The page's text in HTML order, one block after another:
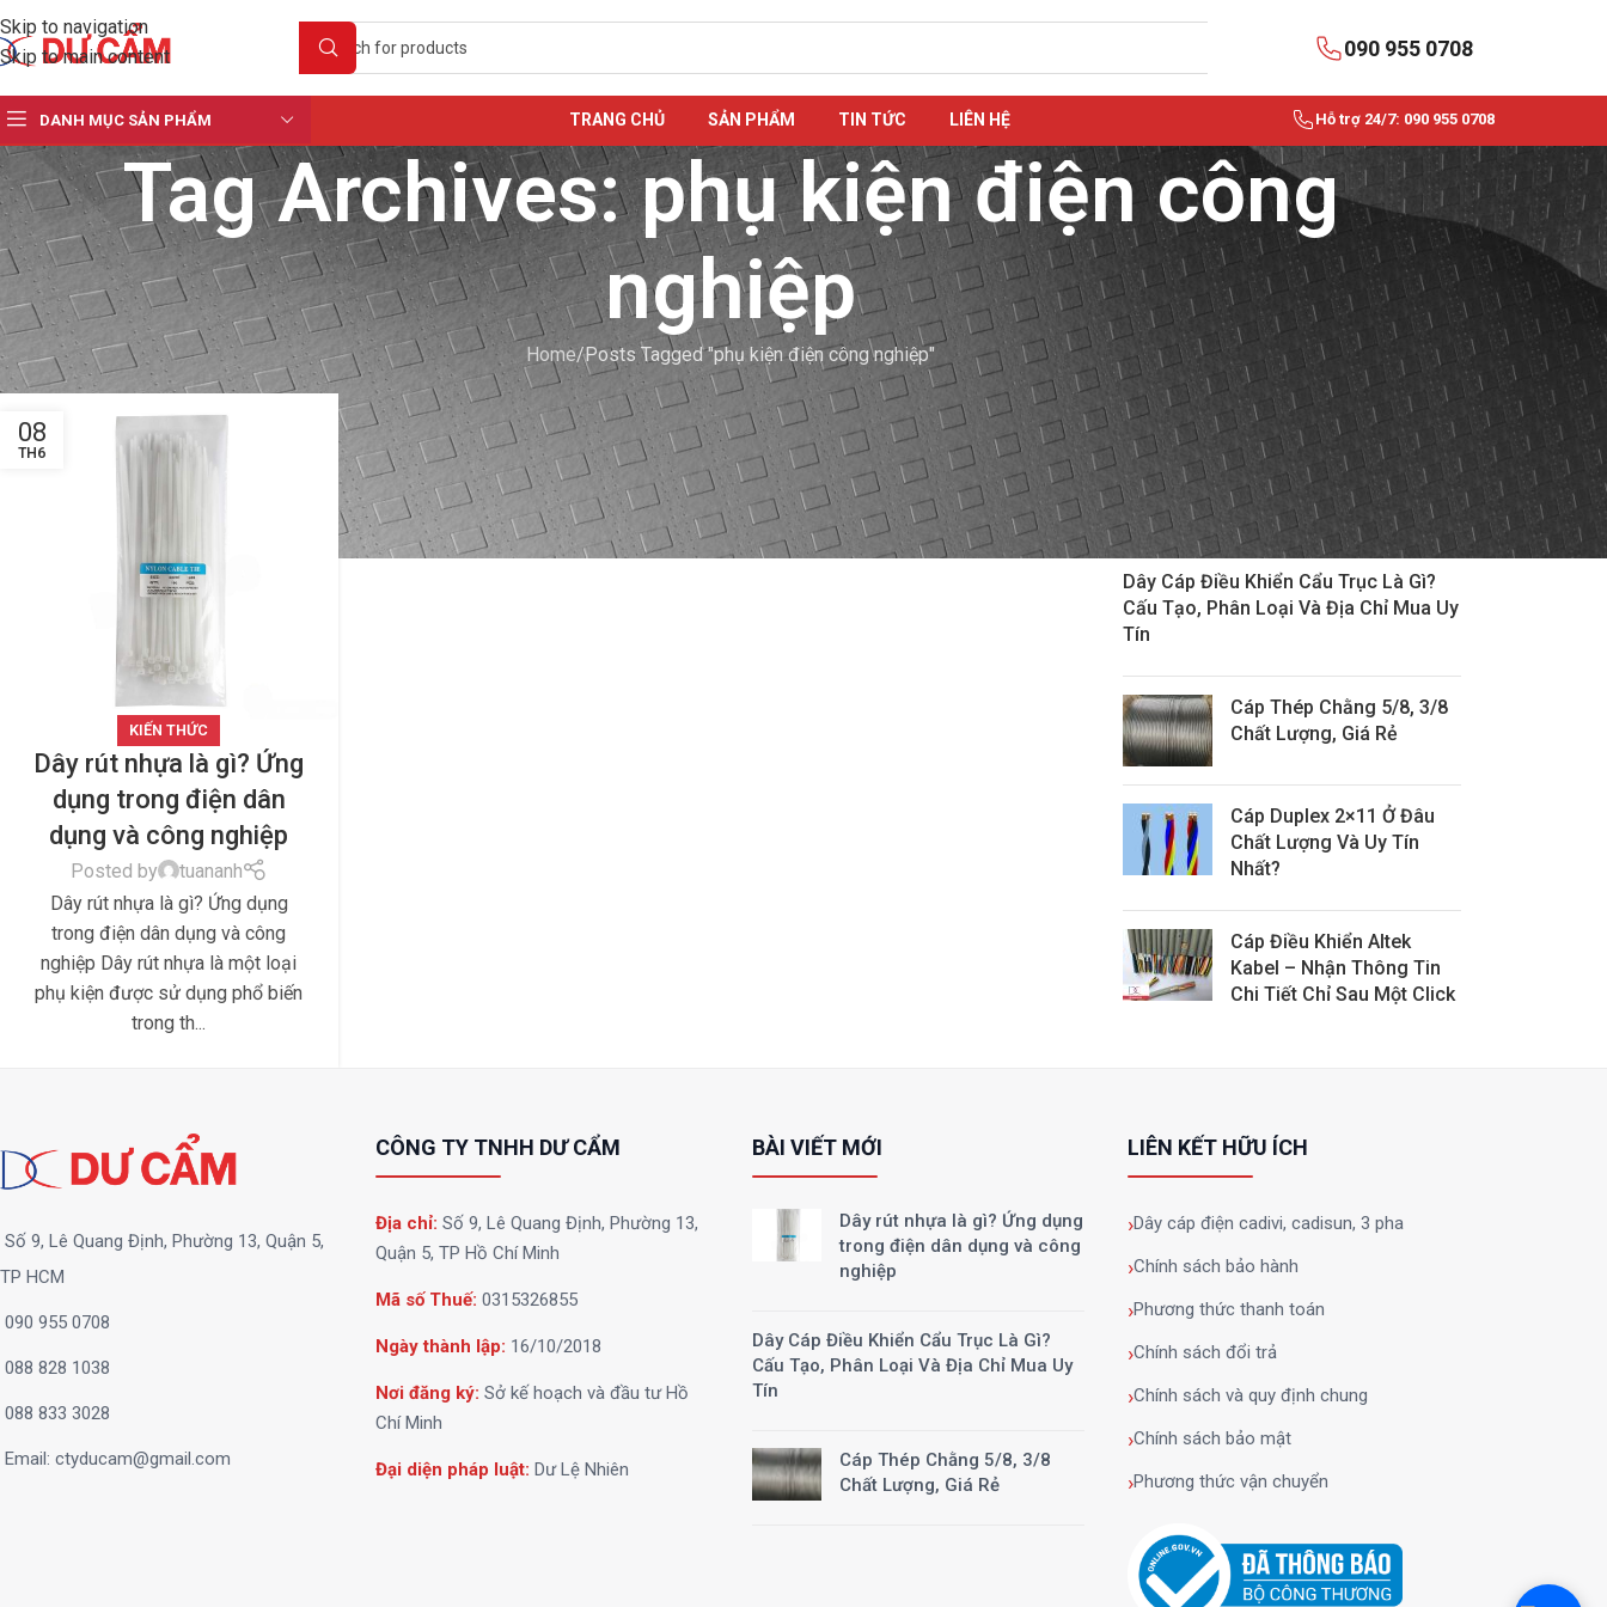
Skip to navigation
Skip to main content
090 955 0708
DANH MỤC SẢN PHẨM TRANG CHỦ SẢN PHẨM TIN TỨC LIÊN HỆ Hỗ trợ 24/7: 090 955 0708
Tag Archives: phụ kiện điện công
nghiệp
Home Posts Tagged "phụ kiện điện công nghiệp"
08
TH6
KIẾN THỨC
Dây rút nhựa là gì? Ứng
dụng trong điện dân
dụng và công nghiệp
Posted by
tuananh
Dây rút nhựa là gì? Ứng dụng
trong điện dân dụng và công
nghiệp Dây rút nhựa là một loại
phụ kiện được sử dụng phổ biến
trong th...
BÀI VIẾT MỚI NHẤT
Dây rút nhựa là gì? Ứng
dụng trong điện dân dụng
và công nghiệp
Dây Cáp Điều Khiển Cẩu Trục Là Gì?
Cấu Tạo, Phân Loại Và Địa Chỉ Mua Uy
Tín
Cáp Thép Chằng 5/8, 3/8
Chất Lượng, Giá Rẻ
Cáp Duplex 2×11 Ở Đâu
Chất Lượng Và Uy Tín
Nhất?
Cáp Điều Khiển Altek
Kabel – Nhận Thông Tin
Chi Tiết Chỉ Sau Một Click
Số 9, Lê Quang Định, Phường 13, Quận 5,
TP HCM
090 955 0708
088 828 1038
088 833 3028
Email: ctyducam@gmail.com
CÔNG TY TNHH DƯ CẨM
Địa chỉ:Số 9, Lê Quang Định, Phường 13,
Quận 5, TP Hồ Chí Minh
Mã số Thuế: 0315326855
Ngày thành lập: 16/10/2018
Nơi đăng ký: Sở kế hoạch và đầu tư Hồ
Chí Minh
Đại diện pháp luật: Dư Lệ Nhiên
BÀI VIẾT MỚI
Dây rút nhựa là gì? Ứng dụng
trong điện dân dụng và công
nghiệp
Dây Cáp Điều Khiển Cẩu Trục Là Gì?
Cấu Tạo, Phân Loại Và Địa Chỉ Mua Uy
Tín
Cáp Thép Chằng 5/8, 3/8
Chất Lượng, Giá Rẻ
LIÊN KẾT HỮU ÍCH
Dây cáp điện cadivi, cadisun, 3 pha
Chính sách bảo hành
Phương thức thanh toán
Chính sách đổi trả
Chính sách và quy định chung
Chính sách bảo mật
Phương thức vận chuyển